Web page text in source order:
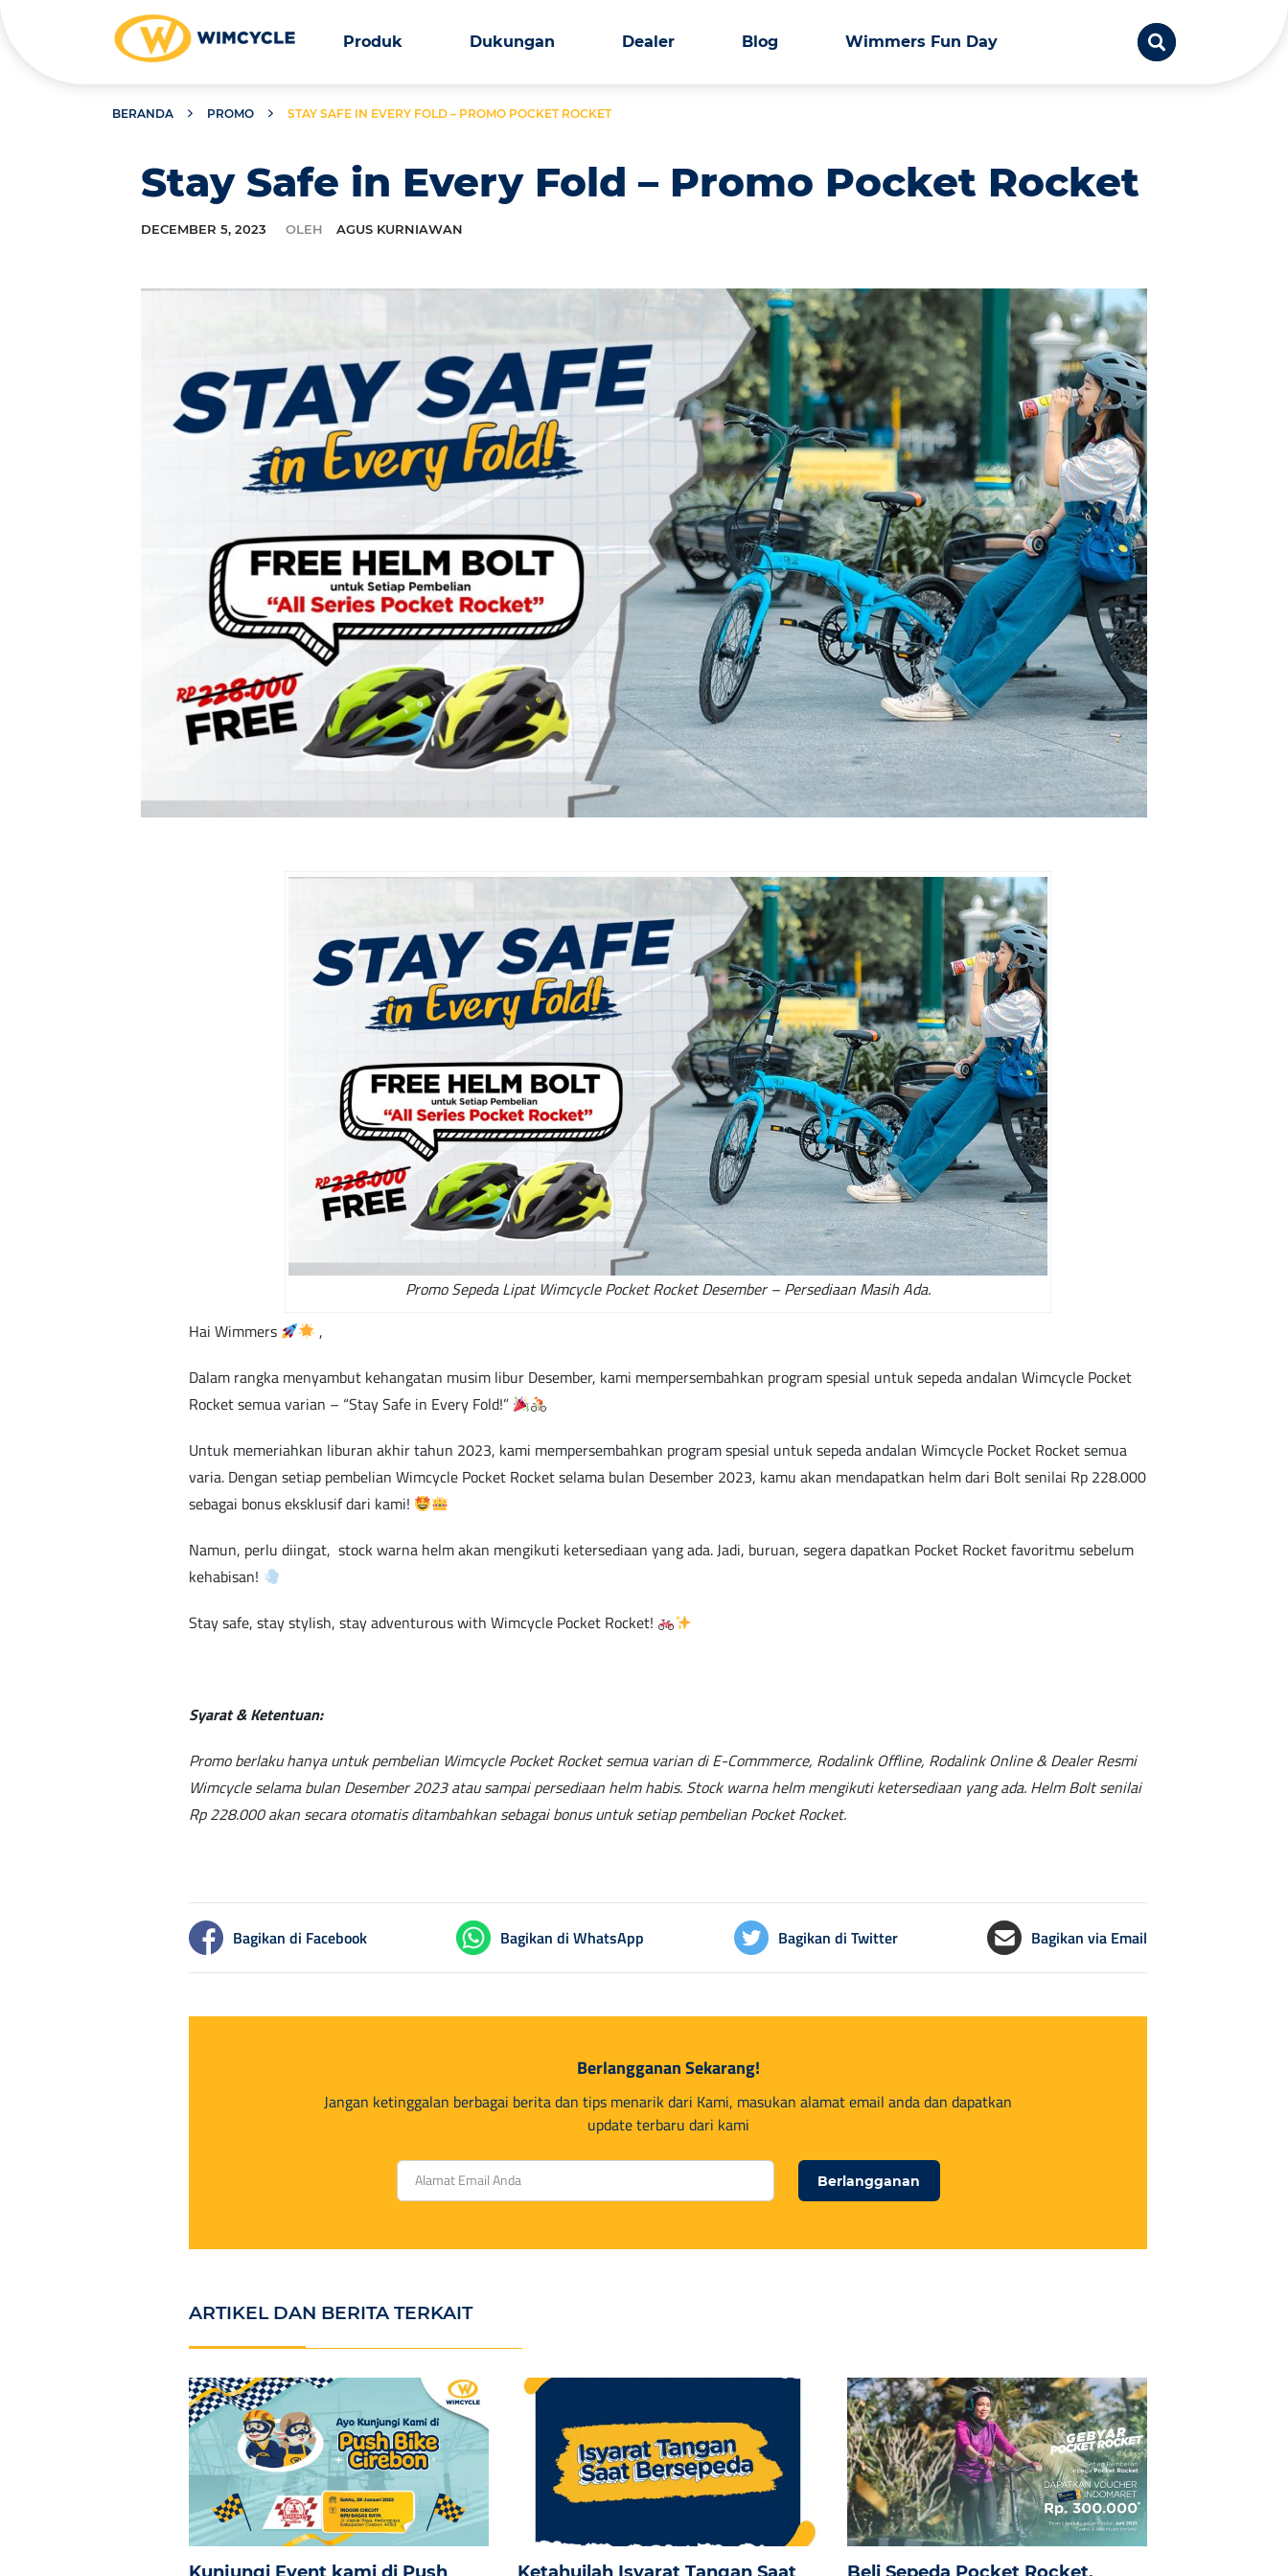
Produk Dukungan Dealer Blog Wimmers Fun Day
BERANDA PROMO STAY SAFE IN EVERY FOLD – PROMO POCKET ROCKET
Stay Safe in Every Fold – Promo Pocket Rocket
DECEMBER 5, 2023 OLEH AGUS KURNIAWAN
Promo Sepeda Lipat Wimcycle Pocket Rocket Desember – Persediaan Masih Ada.
Hai Wimmers
,
Dalam rangka menyambut kehangatan musim libur Desember, kami mempersembahkan program spesial untuk sepeda andalan Wimcycle Pocket
Rocket semua varian – “Stay Safe in Every Fold!”
Untuk memeriahkan liburan akhir tahun 2023, kami mempersembahkan program spesial untuk sepeda andalan Wimcycle Pocket Rocket semua
varia. Dengan setiap pembelian Wimcycle Pocket Rocket selama bulan Desember 2023, kamu akan mendapatkan helm dari Bolt senilai Rp 228.000
sebagai bonus eksklusif dari kami!
Namun, perlu diingat, stock warna helm akan mengikuti ketersediaan yang ada. Jadi, buruan, segera dapatkan Pocket Rocket favoritmu sebelum
kehabisan!
Stay safe, stay stylish, stay adventurous with Wimcycle Pocket Rocket!
Syarat & Ketentuan:
Promo berlaku hanya untuk pembelian Wimcycle Pocket Rocket semua varian di E-Commmerce, Rodalink Offline, Rodalink Online & Dealer Resmi
Wimcycle selama bulan Desember 2023 atau sampai persediaan helm habis. Stock warna helm mengikuti ketersediaan yang ada. Helm Bolt senilai
Rp 228.000 akan secara otomatis ditambahkan sebagai bonus untuk setiap pembelian Pocket Rocket.
Bagikan di Facebook Bagikan di WhatsApp Bagikan di Twitter Bagikan via Email
Berlangganan Sekarang!
Jangan ketinggalan berbagai berita dan tips menarik dari Kami, masukan alamat email anda dan dapatkan
update terbaru dari kami
Berlangganan
ARTIKEL DAN BERITA TERKAIT